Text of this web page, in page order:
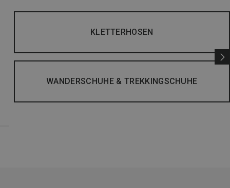
KLETTERHOSEN
WANDERSCHUHE & TREKKINGSCHUHE